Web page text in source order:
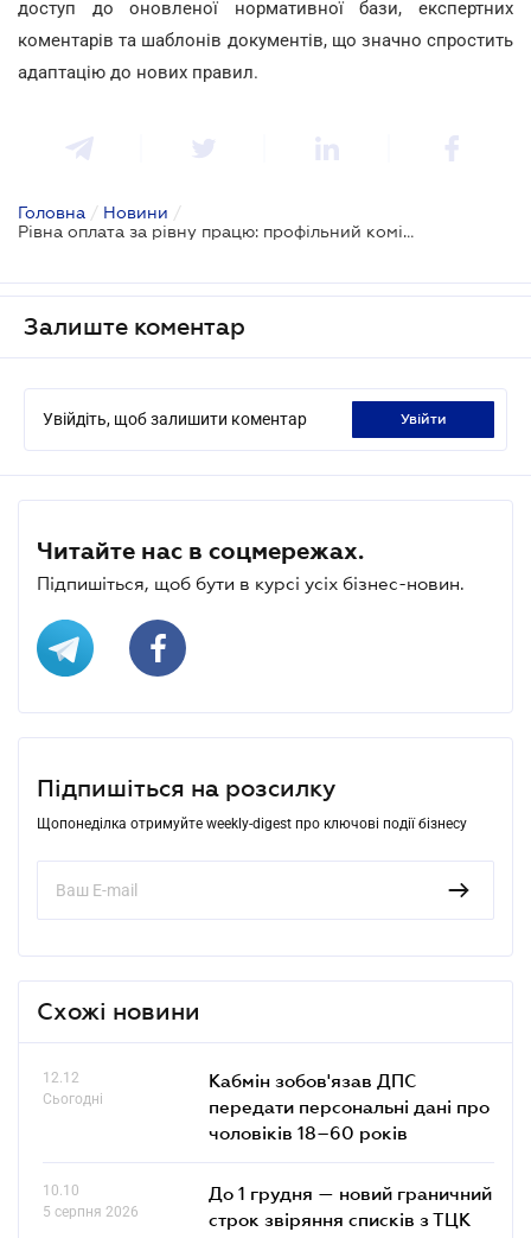
доступ до оновленої нормативної бази, експертних
коментарів та шаблонів документів, що значно спростить
адаптацію до нових правил.
Головна / Новини /
Рівна оплата за рівну працю: профільний комітет підтримав законопроєкт про реформу зарплат у держсекторі
Залиште коментар
Увійдіть, щоб залишити коментар увійти
Читайте нас в соцмережах.
Підпишіться, щоб бути в курсі усіх бізнес-новин.
Підпишіться на розсилку
Щопонеділка отримуйте weekly-digest про ключові події бізнесу
Схожі новини
12.12
Сьогодні
Кабмін зобов'язав ДПС
передати персональні дані про
чоловіків 18–60 років
10.10
5 серпня 2026
До 1 грудня — новий граничний
строк звіряння списків з ТЦК